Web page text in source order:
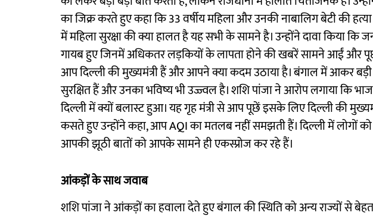
का जिक्र करते हुए कहा कि 33 वर्षीय महिला और उनकी नाबालिग बेटी की
में महिला सुरक्षा की क्या हालत है यह सभी के सामने है। उन्होंने दावा किया कि
गायब हुए जिनमें अधिकतर लड़कियों के लापता होने की खबरें सामने आईं और
आप दिल्ली की मुख्यमंत्री हैं और आपने क्या कदम उठाया है। बंगाल में आकर बड़ी
सुरक्षित हैं और उनका भविष्य भी उज्ज्वल है। शशि पांजा ने आरोप लगाया कि
दिल्ली में क्यों बलास्ट हुआ। यह गृह मंत्री से आप पूछें इसके लिए दिल्ली की
कसते हुए उन्होंने कहा, आप AQI का मतलब नहीं समझती हैं। दिल्ली में लोगों
आपकी झूठी बातों को आपके सामने ही एकस्प्रोज कर रहे हैं।
आंकड़ों के साथ जवाब
शशि पांजा ने आंकड़ों का हवाला देते हुए बंगाल की स्थिति को अन्य राज्यों से